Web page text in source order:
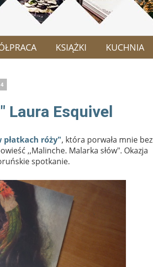
KSIĄŻKI KUCHNIA
Laura Esquivel
płatkach róży", która porwała mnie bez
,,Malinche. Malarka słów". Okazja
spotkanie.